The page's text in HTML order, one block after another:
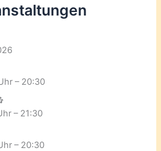
– 20:30
– 21:30
– 20:30